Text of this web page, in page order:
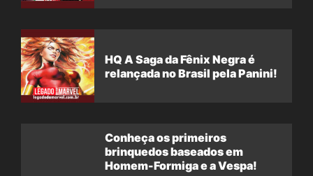
HQ A Saga da Fênix Negra é
relançada no Brasil pela Panini!
Conheça os primeiros
brinquedos baseados em
Homem-Formiga e a Vespa!